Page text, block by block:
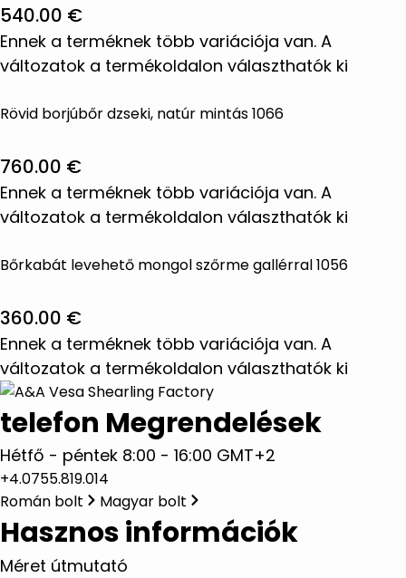
540.00 €
Ennek a terméknek több variációja van. A
változatok a termékoldalon választhatók ki
Rövid borjúbőr dzseki, natúr mintás 1066
760.00 €
Ennek a terméknek több variációja van. A
változatok a termékoldalon választhatók ki
Bőrkabát levehető mongol szőrme gallérral 1056
360.00 €
Ennek a terméknek több variációja van. A
változatok a termékoldalon választhatók ki
telefon Megrendelések
Hétfő - péntek 8:00 - 16:00 GMT+2
+4.0755.819.014
Román bolt
Magyar bolt
Hasznos információk
Méret útmutató